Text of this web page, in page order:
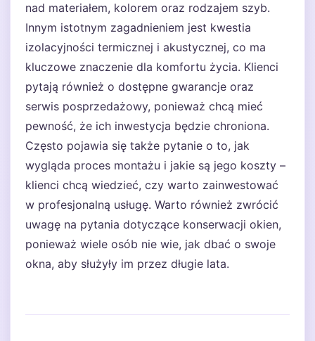
nad materiałem, kolorem oraz rodzajem szyb.
Innym istotnym zagadnieniem jest kwestia
izolacyjności termicznej i akustycznej, co ma
kluczowe znaczenie dla komfortu życia. Klienci
pytają również o dostępne gwarancje oraz
serwis posprzedażowy, ponieważ chcą mieć
pewność, że ich inwestycja będzie chroniona.
Często pojawia się także pytanie o to, jak
wygląda proces montażu i jakie są jego koszty –
klienci chcą wiedzieć, czy warto zainwestować
w profesjonalną usługę. Warto również zwrócić
uwagę na pytania dotyczące konserwacji okien,
ponieważ wiele osób nie wie, jak dbać o swoje
okna, aby służyły im przez długie lata.